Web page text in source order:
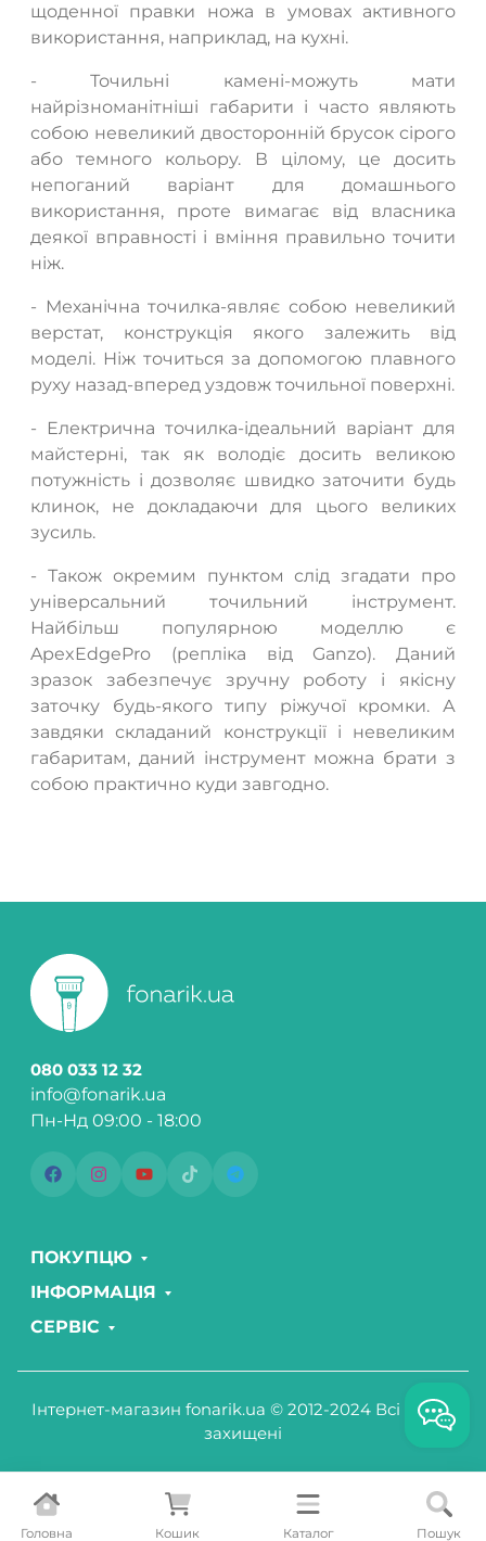
Головна Кошик Каталог Пошук
щоденної правки ножа в умовах активного
використання, наприклад, на кухні.
- Точильні камені-можуть мати
найрізноманітніші габарити і часто являють
собою невеликий двосторонній брусок сірого
або темного кольору. В цілому, це досить
непоганий варіант для домашнього
використання, проте вимагає від власника
деякої вправності і вміння правильно точити
ніж.
- Механічна точилка-являє собою невеликий
верстат, конструкція якого залежить від
моделі. Ніж точиться за допомогою плавного
руху назад-вперед уздовж точильної поверхні.
- Електрична точилка-ідеальний варіант для
майстерні, так як володіє досить великою
потужність і дозволяє швидко заточити будь
клинок, не докладаючи для цього великих
зусиль.
- Також окремим пунктом слід згадати про
універсальний точильний інструмент.
Найбільш популярною моделлю є
ApexEdgePro (репліка від Ganzo). Даний
зразок забезпечує зручну роботу і якісну
заточку будь-якого типу ріжучої кромки. А
завдяки складаний конструкції і невеликим
габаритам, даний інструмент можна брати з
собою практично куди завгодно.
080 033 12 32
info@fonarik.ua
Пн-Нд 09:00 - 18:00
ПОКУПЦЮ
ІНФОРМАЦІЯ
СЕРВІС
Інтернет-магазин fonarik.ua © 2012-2024 Всі права
захищені